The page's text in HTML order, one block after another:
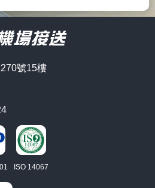
號15樓
ISO 14067